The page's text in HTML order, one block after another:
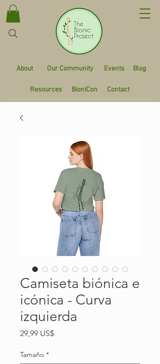
About Our Community
Resources
Events
BioniCon
Blog
Contact
Camiseta biónica e
icónica - Curva
izquierda
29,99 US$Precio
Tamaño *